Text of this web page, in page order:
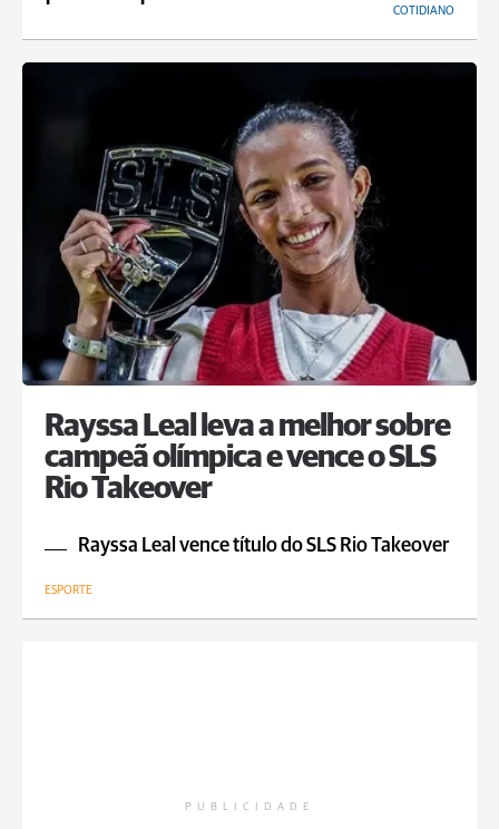
COTIDIANO
Rayssa Leal leva a melhor sobre
campeã olímpica e vence o SLS
Rio Takeover
Rayssa Leal vence título do SLS Rio Takeover
ESPORTE
PUBLICIDADE